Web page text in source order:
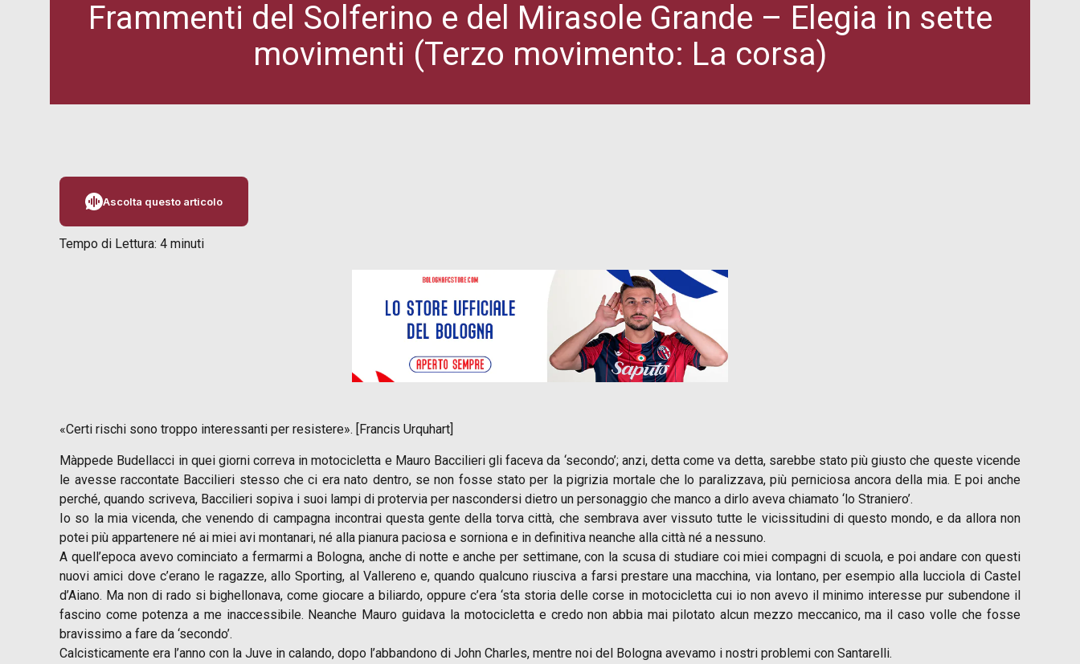
Frammenti del Solferino e del Mirasole Grande – Elegia in sette
movimenti (Terzo movimento: La corsa)
Ascolta questo articolo
Tempo di Lettura:4 minuti
«Certi rischi sono troppo interessanti per resistere». [Francis Urquhart]
Màppede Budellacci in quei giorni correva in motocicletta e Mauro Baccilieri gli faceva da ‘secondo’; anzi, detta come va detta, sarebbe stato più giusto che queste vicende
le avesse raccontate Baccilieri stesso che ci era nato dentro, se non fosse stato per la pigrizia mortale che lo paralizzava, più perniciosa ancora della mia. E poi anche
perché, quando scriveva, Baccilieri sopiva i suoi lampi di protervia per nascondersi dietro un personaggio che manco a dirlo aveva chiamato ‘lo Straniero’.
Io so la mia vicenda, che venendo di campagna incontrai questa gente della torva città, che sembrava aver vissuto tutte le vicissitudini di questo mondo, e da allora non
potei più appartenere né ai miei avi montanari, né alla pianura paciosa e sorniona e in definitiva neanche alla città né a nessuno.
A quell’epoca avevo cominciato a fermarmi a Bologna, anche di notte e anche per settimane, con la scusa di studiare coi miei compagni di scuola, e poi andare con questi
nuovi amici dove c’erano le ragazze, allo Sporting, al Vallereno e, quando qualcuno riusciva a farsi prestare una macchina, via lontano, per esempio alla lucciola di Castel
d’Aiano. Ma non di rado si bighellonava, come giocare a biliardo, oppure c’era ‘sta storia delle corse in motocicletta cui io non avevo il minimo interesse pur subendone il
fascino come potenza a me inaccessibile. Neanche Mauro guidava la motocicletta e credo non abbia mai pilotato alcun mezzo meccanico, ma il caso volle che fosse
bravissimo a fare da ‘secondo’.
Calcisticamente era l’anno con la Juve in calando, dopo l’abbandono di John Charles, mentre noi del Bologna avevamo i nostri problemi con Santarelli.